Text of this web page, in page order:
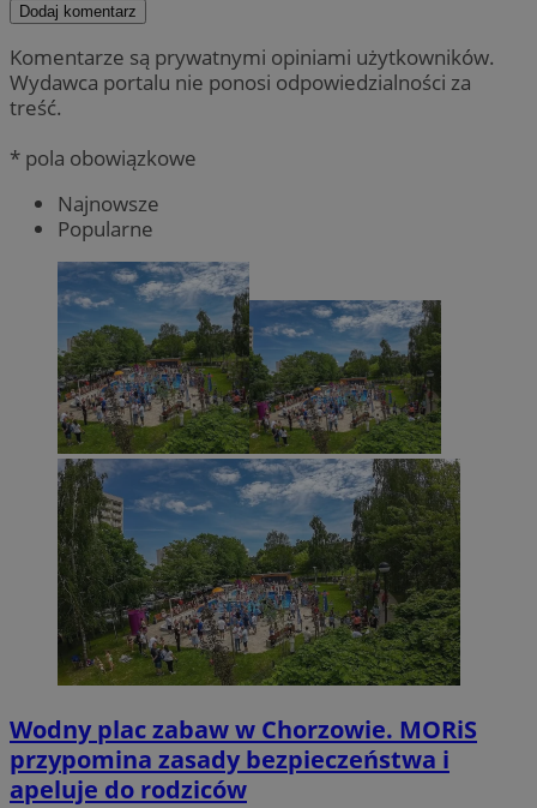
Dodaj komentarz
Komentarze są prywatnymi opiniami użytkowników.
Wydawca portalu nie ponosi odpowiedzialności za
treść.
* pola obowiązkowe
Najnowsze
Popularne
Wodny plac zabaw w Chorzowie. MORiS
przypomina zasady bezpieczeństwa i
apeluje do rodziców